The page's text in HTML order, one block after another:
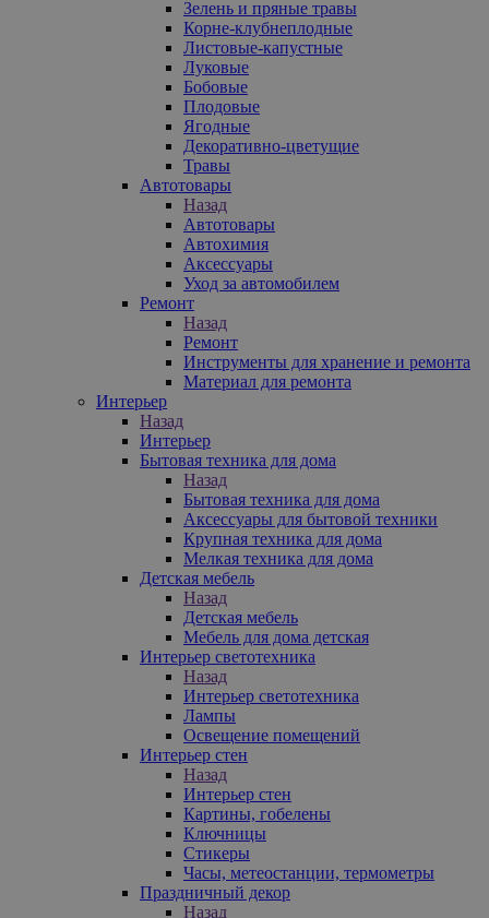
Зелень и пряные травы
Корне-клубнеплодные
Листовые-капустные
Луковые
Бобовые
Плодовые
Ягодные
Декоративно-цветущие
Травы
Автотовары
Назад
Автотовары
Автохимия
Аксессуары
Уход за автомобилем
Ремонт
Назад
Ремонт
Инструменты для хранение и ремонта
Материал для ремонта
Интерьер
Назад
Интерьер
Бытовая техника для дома
Назад
Бытовая техника для дома
Аксессуары для бытовой техники
Крупная техника для дома
Мелкая техника для дома
Детская мебель
Назад
Детская мебель
Мебель для дома детская
Интерьер светотехника
Назад
Интерьер светотехника
Лампы
Освещение помещений
Интерьер стен
Назад
Интерьер стен
Картины, гобелены
Ключницы
Стикеры
Часы, метеостанции, термометры
Праздничный декор
Назад